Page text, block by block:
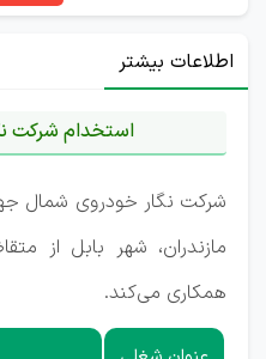
اطلاعات بیشتر
استخدام شرکت
شرکت نگار خودروی شمال
مازندران، شهر بابل از
همکاری می‌کند.